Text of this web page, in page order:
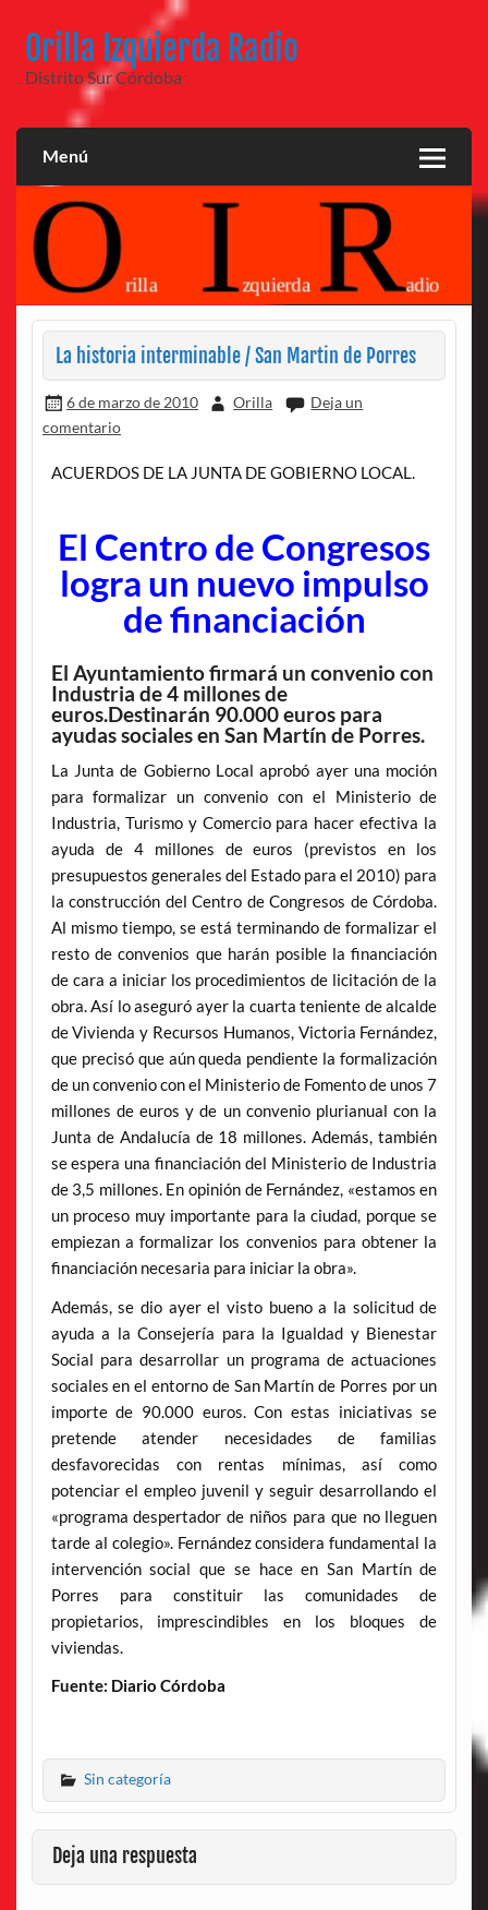
contenido
Orilla Izquierda Radio
Distrito Sur Córdoba
Menú
La historia interminable / San Martin de Porres
6 de marzo de 2010 Orilla
Deja un
comentario
ACUERDOS DE LA JUNTA DE GOBIERNO LOCAL.
El Centro de Congresos
logra un nuevo impulso
de financiación
El Ayuntamiento firmará un convenio con
Industria de 4 millones de
euros.Destinarán 90.000 euros para
ayudas sociales en San Martín de Porres.
La Junta de Gobierno Local aprobó ayer una moción
para formalizar un convenio con el Ministerio de
Industria, Turismo y Comercio para hacer efectiva la
ayuda de 4 millones de euros (previstos en los
presupuestos generales del Estado para el 2010) para
la construcción del Centro de Congresos de Córdoba.
Al mismo tiempo, se está terminando de formalizar el
resto de convenios que harán posible la financiación
de cara a iniciar los procedimientos de licitación de la
obra. Así lo aseguró ayer la cuarta teniente de alcalde
de Vivienda y Recursos Humanos, Victoria Fernández,
que precisó que aún queda pendiente la formalización
de un convenio con el Ministerio de Fomento de unos 7
millones de euros y de un convenio plurianual con la
Junta de Andalucía de 18 millones. Además, también
se espera una financiación del Ministerio de Industria
de 3,5 millones. En opinión de Fernández, «estamos en
un proceso muy importante para la ciudad, porque se
empiezan a formalizar los convenios para obtener la
financiación necesaria para iniciar la obra».
Además, se dio ayer el visto bueno a la solicitud de
ayuda a la Consejería para la Igualdad y Bienestar
Social para desarrollar un programa de actuaciones
sociales en el entorno de San Martín de Porres por un
importe de 90.000 euros. Con estas iniciativas se
pretende atender necesidades de familias
desfavorecidas con rentas mínimas, así como
potenciar el empleo juvenil y seguir desarrollando el
«programa despertador de niños para que no lleguen
tarde al colegio». Fernández considera fundamental la
intervención social que se hace en San Martín de
Porres para constituir las comunidades de
propietarios, imprescindibles en los bloques de
viviendas.
Fuente: Diario Córdoba
Sin categoría
Deja una respuesta